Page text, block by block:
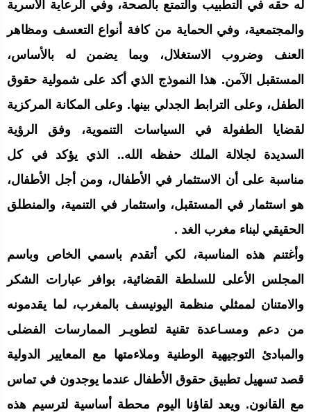
له حقه في التطبيب والتمتع بالصحة، وفي الرعاية الأسرية
والمجتمعية، وفي الحماية من كافة أنواع التعسف ومظاهر
العنف وضروب الاستغلال، وبما يضمن له بالأساس،
المستقبل الآمن. هذا النموذج الذي أكد على شمولية حقوق
الطفل، وعلى الترابط الجدلي بينها. وعلى المكانة المركزية
لقضايا الطفولة في السياسات التنموية، وفق الرؤية
السديدة لجلالة الملك حفظه الله.. الذي يؤكد في كل
مناسبة على أن الاستثمار في الأطفال، ومن أجل الأطفال،
هو استثمار في المستقبل، واستثمار في التنمية، والمنطلق
الحقيقي لبناء مغرب الغد .
وأغتنم هذه المناسبة، لكي أتقدم باسمي الخاص وباسم
المجلس الأعلى للسلطة القضائية، بوافر عبارات الشكر
والامتنان لممثلي منظمة اليونيسف بالمغرب، لما يقدمونه
من دعم ومسـاعدة تقنية لتطويـر الممارسات الفضلى
والمبادئ التوجيهية الوطنية وملاءمتها مع المعايير الدولية
قصد تسهيل تطبيق حقوق الأطفال عندما يوجدون في تماس
مع القانون. ويعد لقاؤنا اليوم محطة أساسية لترسيم هذه